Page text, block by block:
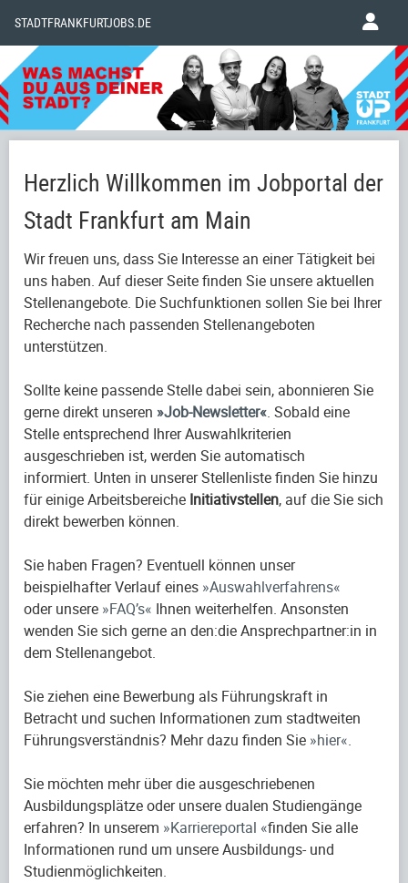
STADTFRANKFURTJOBS.DE
Herzlich Willkommen im Jobportal der
Stadt Frankfurt am Main
Wir freuen uns, dass Sie Interesse an einer Tätigkeit bei
uns haben. Auf dieser Seite finden Sie unsere aktuellen
Stellenangebote. Die Suchfunktionen sollen Sie bei Ihrer
Recherche nach passenden Stellenangeboten
unterstützen.
Sollte keine passende Stelle dabei sein, abonnieren Sie
gerne direkt unseren Job-Newsletter . Sobald eine
Stelle entsprechend Ihrer Auswahlkriterien
ausgeschrieben ist, werden Sie automatisch
informiert. Unten in unserer Stellenliste finden Sie hinzu
für einige Arbeitsbereiche Initiativstellen, auf die Sie sich
direkt bewerben können.
Sie haben Fragen? Eventuell können unser
beispielhafter Verlauf eines Auswahlverfahrens
oder unsere FAQ’s Ihnen weiterhelfen. Ansonsten
wenden Sie sich gerne an den:die Ansprechpartner:in in
dem Stellenangebot.
Sie ziehen eine Bewerbung als Führungskraft in
Betracht und suchen Informationen zum stadtweiten
Führungsverständnis? Mehr dazu finden Sie hier .
Sie möchten mehr über die ausgeschriebenen
Ausbildungsplätze oder unsere dualen Studiengänge
erfahren? In unserem
Karriereportal finden Sie alle
Informationen rund um unsere Ausbildungs- und
Studienmöglichkeiten.